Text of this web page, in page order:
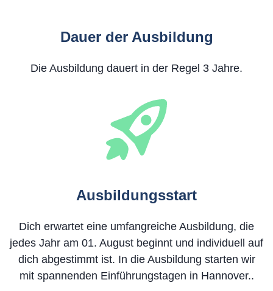
Dauer der Ausbildung
Die Ausbildung dauert in der Regel 3 Jahre.
Ausbildungsstart
Dich erwartet eine umfangreiche Ausbildung, die
jedes Jahr am 01. August beginnt und individuell auf
dich abgestimmt ist. In die Ausbildung starten wir
mit spannenden Einführungstagen in Hannover..